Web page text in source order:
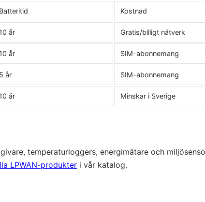
Batteritid Kostnad
10 år Gratis/billigt nätverk
10 år SIM-abonnemang
5 år SIM-abonnemang
10 år Minskar i Sverige
temperaturloggers, energimätare och
LPWAN-produkter i vår katalog.